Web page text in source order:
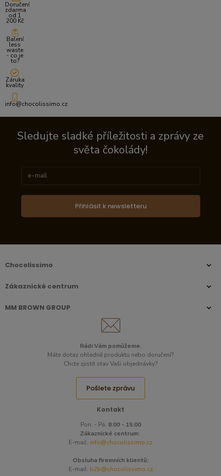
Doručení
zdarma
od 1
200 Kč
Balení
less
waste
- co je
to?
Záruka
kvality
info@chocolissimo.cz
Sledujte sladké příležitosti a zprávy ze
světa čokolády!
Přihlásit k newsletteru
Chocolissimo
Zákaznické centrum
MM BROWN GROUP
Kontakt
Pon. - Pá. 8:00 - 15:00
Zákaznické centrum:
E-mail: info@chocolissimo.cz
Obsluha firemních klientů:
E-mail: b2b@chocolissimo.cz
Rádi Vám pomůžeme.
Máte dotaz ohledně produktu nebo doručení?
Chcte zjistit stav Vaši objednávky?
Pošlete zprávu